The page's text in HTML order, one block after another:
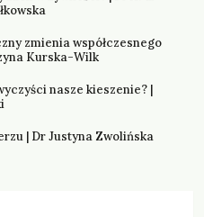
zmienia współczesnego
Kurska-Wilk
nasze kieszenie? |
| Dr Justyna Zwolińska